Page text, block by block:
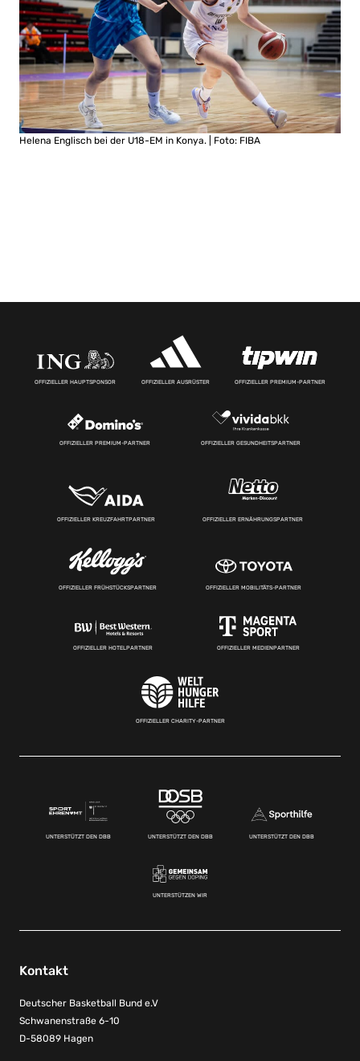
Helena Englisch bei der U18-EM in Konya. | Foto: FIBA
OFFIZIELLER HAUPTSPONSOR OFFIZIELLER AUSRÜSTER OFFIZIELLER PREMIUM-PARTNER
OFFIZIELLER PREMIUM-PARTNER OFFIZIELLER GESUNDHEITSPARTNER
OFFIZIELLER KREUZFAHRTPARTNER OFFIZIELLER ERNÄHRUNGSPARTNER
OFFIZIELLER FRÜHSTÜCKSPARTNER OFFIZIELLER MOBILITÄTS-PARTNER
OFFIZIELLER HOTELPARTNER OFFIZIELLER MEDIENPARTNER
OFFIZIELLER CHARITY-PARTNER
UNTERSTÜTZT DEN DBB UNTERSTÜTZT DEN DBB UNTERSTÜTZT DEN DBB
UNTERSTÜTZEN WIR
Kontakt
Deutscher Basketball Bund e.V
Schwanenstraße 6-10
D-58089 Hagen